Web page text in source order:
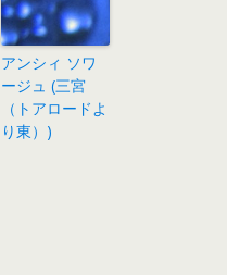
アンシィ ソワ
ージュ (三宮
（トアロードよ
り東）)